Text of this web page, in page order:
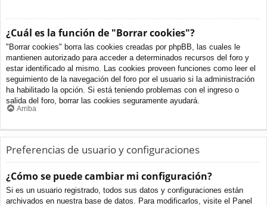
¿Cuál es la función de "Borrar cookies"?
"Borrar cookies" borra las cookies creadas por phpBB, las cuales le
mantienen autorizado para acceder a determinados recursos del foro y
estar identificado al mismo. Las cookies proveen funciones como leer el
seguimiento de la navegación del foro por el usuario si la administración
ha habilitado la opción. Si está teniendo problemas con el ingreso o
salida del foro, borrar las cookies seguramente ayudará.
Arriba
Preferencias de usuario y configuraciones
¿Cómo se puede cambiar mi configuración?
Si es un usuario registrado, todos sus datos y configuraciones están
archivados en nuestra base de datos. Para modificarlos, visite el Panel